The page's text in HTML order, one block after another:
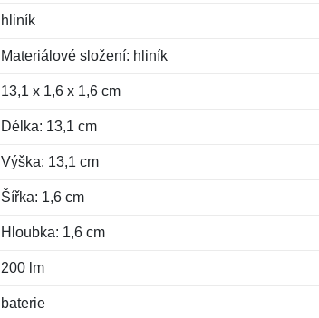
hliník
Materiálové složení: hliník
13,1 x 1,6 x 1,6 cm
Délka: 13,1 cm
Výška: 13,1 cm
Šířka: 1,6 cm
Hloubka: 1,6 cm
200 lm
baterie